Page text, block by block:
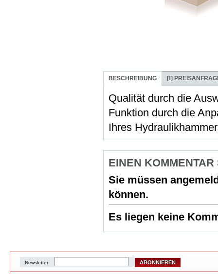
BESCHREIBUNG [!]
Qualität durch die
Funktion durch die
Ihres
EINEN
Sie müssen
können.
Es liegen keine
Newsletter ABONNIEREN